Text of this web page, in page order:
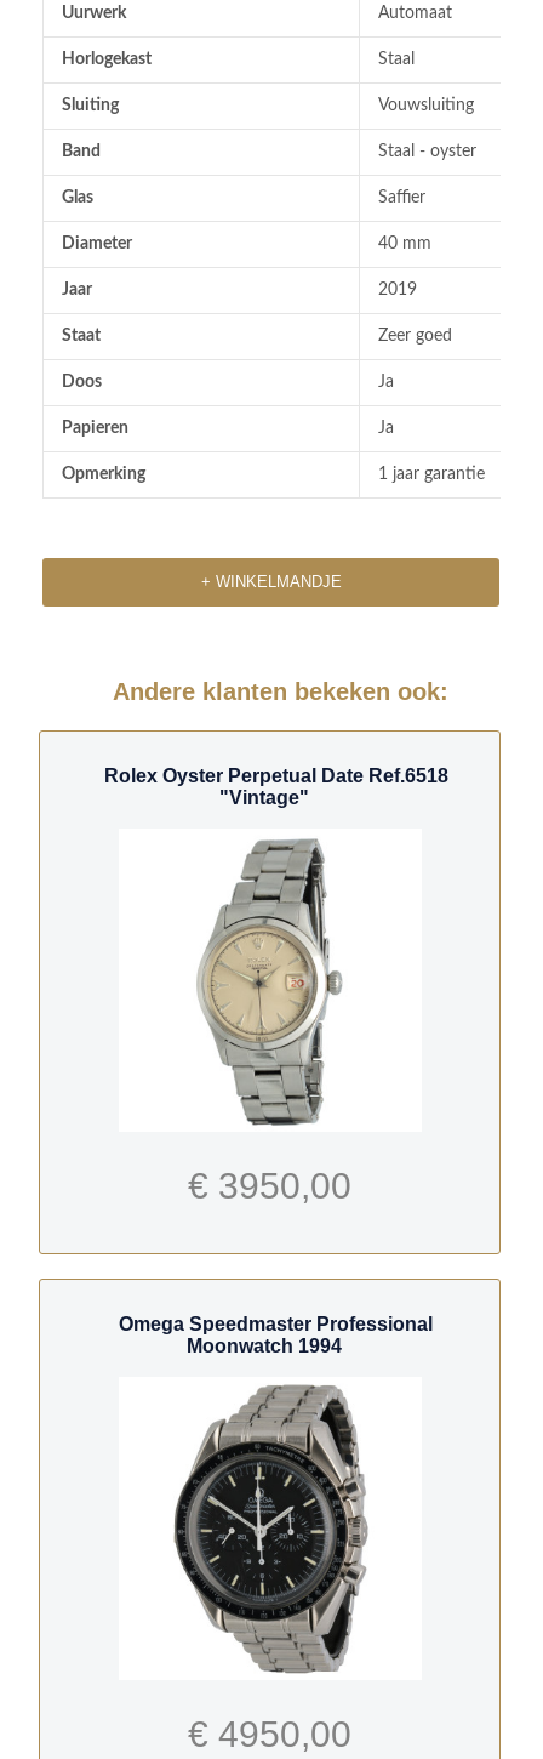
Uurwerk Automaat
Horlogekast Staal
Sluiting Vouwsluiting
Band Staal - oyster
Glas Saffier
Diameter 40 mm
Jaar 2019
Staat Zeer goed
Doos Ja
Papieren Ja
Opmerking 1 jaar garantie
Andere klanten bekeken ook:
Rolex Oyster Perpetual Date Ref.6518
"Vintage"
€ 3950,00
Omega Speedmaster Professional
Moonwatch 1994
€ 4950,00